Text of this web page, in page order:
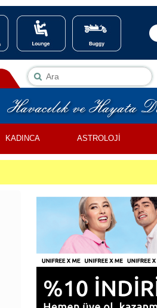
KADINCA ASTROLOJİ